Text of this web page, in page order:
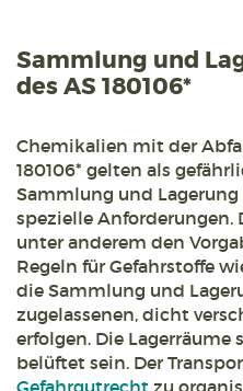
Sammlung und
des AS 180106*
Chemikalien mit der
180106* gelten als
Sammlung und
spezielle Anforderungen.
unter anderem den
Regeln für Gefahrstoffe
die Sammlung und
zugelassenen, dicht
erfolgen. Die Lagerräume
belüftet sein. Der